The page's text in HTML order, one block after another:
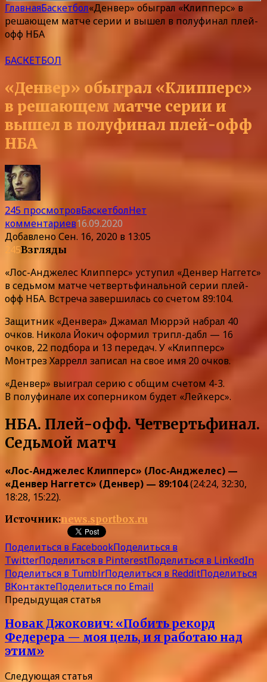
ГлавнаяБаскетбол«Денвер» обыграл «Клипперс» в
решающем матче серии и вышел в полуфинал плей-
офф НБА
БАСКЕТБОЛ
«Денвер» обыграл «Клипперс»
в решающем матче серии и
вышел в полуфинал плей-офф
НБА
245 просмотровБаскетболНет
комментариев16.09.2020
ДобавленоСен. 16, 2020 в 13:05
245Взгляды
«Лос-Анджелес Клипперс» уступил «Денвер Наггетс»
в седьмом матче четвертьфинальной серии плей-
офф НБА. Встреча завершилась со счетом 89:104.
Защитник «Денвера» Джамал Мюррэй набрал 40
очков. Никола Йокич оформил трипл-дабл — 16
очков, 22 подбора и 13 передач. У «Клипперс»
Монтрез Харрелл записал на свое имя 20 очков.
«Денвер» выиграл серию с общим счетом 4-3.
В полуфинале их соперником будет «Лейкерс».
НБА. Плей-офф. Четвертьфинал.
Седьмой матч
«Лос-Анджелес Клипперс» (Лос-Анджелес) —
«Денвер Наггетс» (Денвер) — 89:104(24:24, 32:30,
18:28, 15:22).
Источник:news.sportbox.ru
Поделиться в FacebookПоделиться в
TwitterПоделиться в PinterestПоделиться в LinkedIn
Поделиться в TumblrПоделиться в RedditПоделиться
ВКонтактеПоделиться по Email
Предыдущая статья
Новак Джокович: «Побить рекорд
Федерера — моя цель, и я работаю над
этим»
Следующая статья